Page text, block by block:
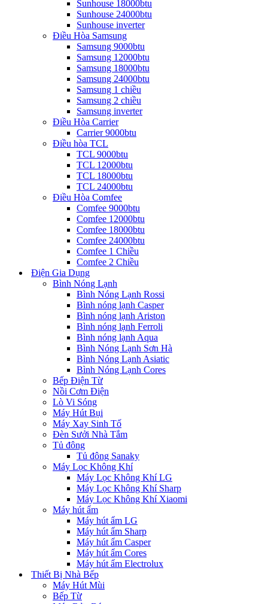
Sunhouse 18000btu
Sunhouse 24000btu
Sunhouse inverter
Điều Hòa Samsung
Samsung 9000btu
Samsung 12000btu
Samsung 18000btu
Samsung 24000btu
Samsung 1 chiều
Samsung 2 chiều
Samsung inverter
Điều Hòa Carrier
Carrier 9000btu
Điều hòa TCL
TCL 9000btu
TCL 12000btu
TCL 18000btu
TCL 24000btu
Điều Hòa Comfee
Comfee 9000btu
Comfee 12000btu
Comfee 18000btu
Comfee 24000btu
Comfee 1 Chiều
Comfee 2 Chiều
Điện Gia Dụng
Bình Nóng Lạnh
Bình Nóng Lạnh Rossi
Bình nóng lạnh Casper
Bình nóng lạnh Ariston
Bình nóng lạnh Ferroli
Bình nóng lạnh Aqua
Bình Nóng Lạnh Sơn Hà
Bình Nóng Lạnh Asiatic
Bình Nóng Lạnh Cores
Bếp Điện Từ
Nồi Cơm Điện
Lò Vi Sóng
Máy Hút Bụi
Máy Xay Sinh Tố
Đèn Sưởi Nhà Tắm
Tủ đông
Tủ đông Sanaky
Máy Lọc Không Khí
Máy Lọc Không Khí LG
Máy Lọc Không Khí Sharp
Máy Lọc Không Khí Xiaomi
Máy hút ẩm
Máy hút ẩm LG
Máy hút ẩm Sharp
Máy hút ẩm Casper
Máy hút ẩm Cores
Máy hút ẩm Electrolux
Thiết Bị Nhà Bếp
Máy Hút Mùi
Bếp Từ